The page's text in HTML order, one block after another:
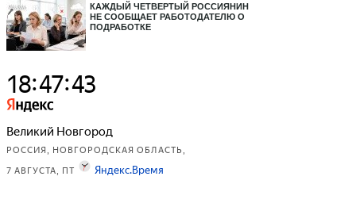
КАЖДЫЙ ЧЕТВЕРТЫЙ РОССИЯНИН
НЕ СООБЩАЕТ РАБОТОДАТЕЛЮ О
ПОДРАБОТКЕ